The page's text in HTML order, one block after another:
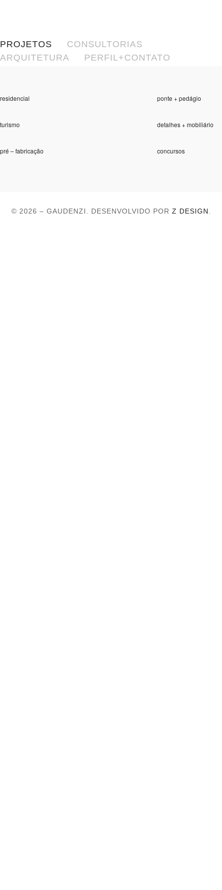
PROJETOS
CONSULTORIAS
ARQUITETURA
PERFIL+CONTATO
residencial ponte + pedágio
turismo detalhes + mobiliário
pré – fabricação concursos
© 2026 – GAUDENZI. DESENVOLVIDO POR Z DESIGN.